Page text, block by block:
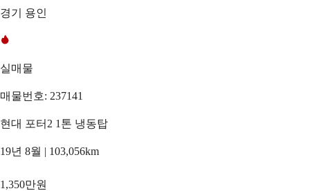
경기 용인
실매물
매물번호: 237141
현대 포터2 1톤 냉동탑
19년 8월 | 103,056km
1,350만원